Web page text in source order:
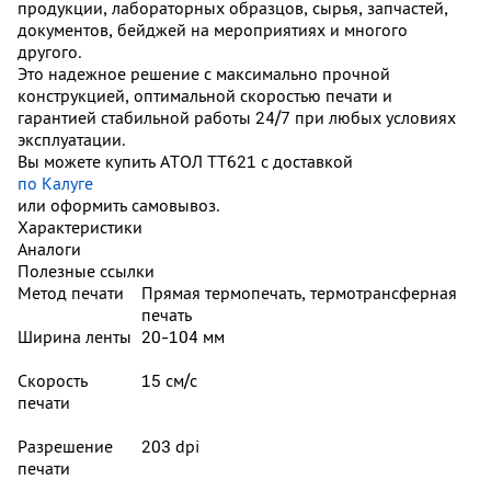
продукции, лабораторных образцов, сырья, запчастей,
документов, бейджей на мероприятиях и многого
другого.
Это надежное решение с максимально прочной
конструкцией, оптимальной скоростью печати и
гарантией стабильной работы 24/7 при любых условиях
эксплуатации.
Вы можете купить АТОЛ TT621 с доставкой
по Калуге
или оформить самовывоз.
Характеристики
Аналоги
Полезные ссылки
Метод печати
Прямая термопечать, термотрансферная
печать
Ширина ленты 20-104 мм
Скорость
печати
15 см/с
Разрешение
печати
203 dpi